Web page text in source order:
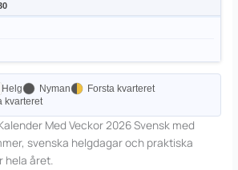
Helg Nyman
Forsta kvarteret
kvarteret
Med Veckor 2026 Svensk med
svenska helgdagar och praktiska
hela året.